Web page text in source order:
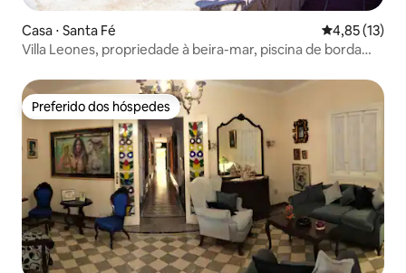
Casa ⋅ Santa Fé 4,85 de uma
4,85 (13)
Villa Leones, propriedade à beira-mar, piscina de borda
Preferido dos hóspedes
Preferido dos hóspedes